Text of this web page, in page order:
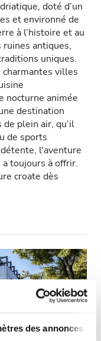
des annonces
B
C
doté d’un
et environné de
à l’histoire et au
antiques,
uniques.
villes
nocturne animée
destination
plein air, qu’il
de sports
l'aventure
toujours à offrir.
croate dès